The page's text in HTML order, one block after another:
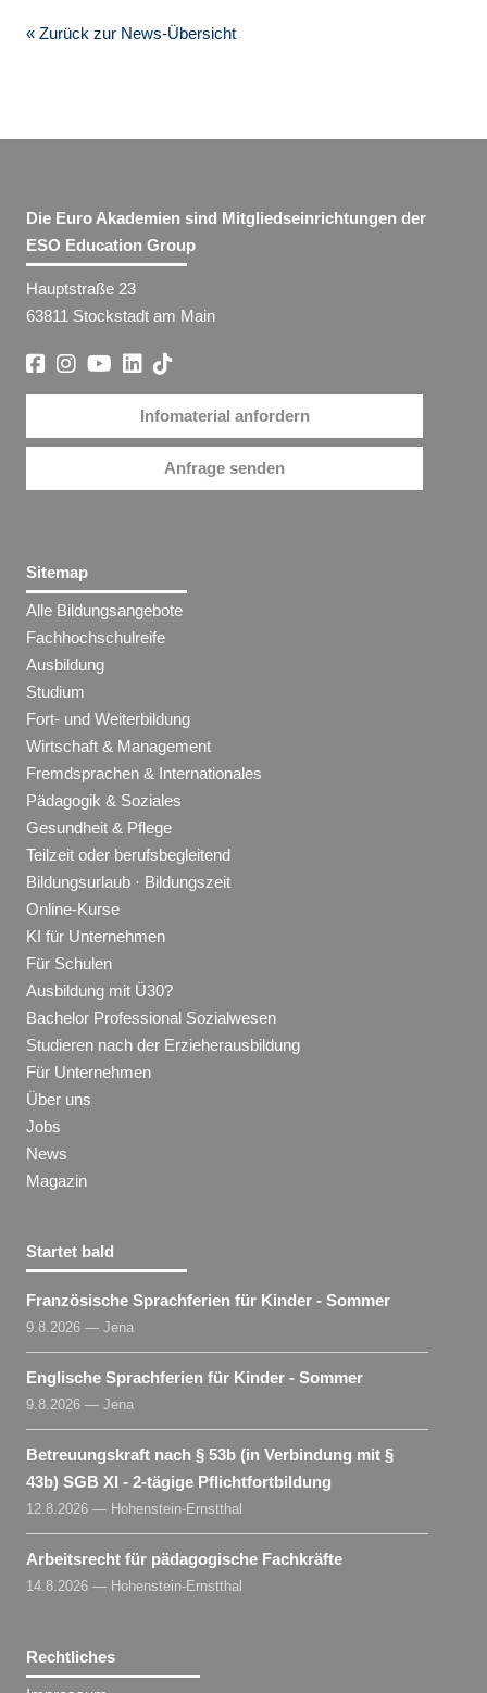
« Zurück zur News-Übersicht
Die Euro Akademien sind Mitgliedseinrichtungen der
ESO Education Group
Hauptstraße 23
63811 Stockstadt am Main
Infomaterial anfordern
Anfrage senden
Sitemap
Alle Bildungsangebote
Fachhochschulreife
Ausbildung
Studium
Fort- und Weiterbildung
Wirtschaft & Management
Fremdsprachen & Internationales
Pädagogik & Soziales
Gesundheit & Pflege
Teilzeit oder berufsbegleitend
Bildungsurlaub · Bildungszeit
Online-Kurse
KI für Unternehmen
Für Schulen
Ausbildung mit Ü30?
Bachelor Professional Sozialwesen
Studieren nach der Erzieherausbildung
Für Unternehmen
Über uns
Jobs
News
Magazin
Startet bald
Französische Sprachferien für Kinder - Sommer
9.8.2026 — Jena
Englische Sprachferien für Kinder - Sommer
9.8.2026 — Jena
Betreuungskraft nach § 53b (in Verbindung mit §
43b) SGB XI - 2-tägige Pflichtfortbildung
12.8.2026 — Hohenstein-Ernstthal
Arbeitsrecht für pädagogische Fachkräfte
14.8.2026 — Hohenstein-Ernstthal
Rechtliches